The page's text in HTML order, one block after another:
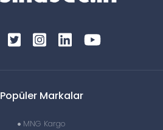
Popüler Markalar
MNG Kargo